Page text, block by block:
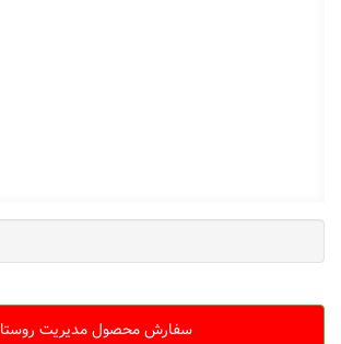
سفارش محصول مدیریت روستا